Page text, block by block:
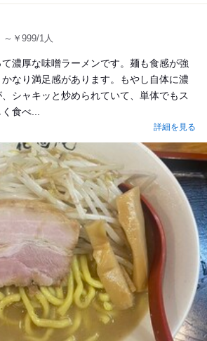
～￥999/1人
濃厚な味噌ラーメンです。麺も食感が強
なり満足感があります。もやし自体に濃
シャキッと炒められていて、単体でもス
食べ...
詳細を見る